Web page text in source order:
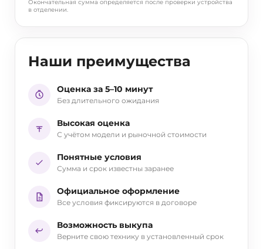
Окончательная сумма определяется после проверки устройства
в отделении.
Наши преимущества
Оценка за 5–10 минут
Без длительного ожидания
Высокая оценка
С учётом модели и рыночной стоимости
Понятные условия
Сумма и срок известны заранее
Официальное оформление
Все условия фиксируются в договоре
Возможность выкупа
Верните свою технику в установленный срок